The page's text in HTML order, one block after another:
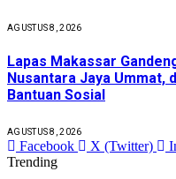
AGUSTUS 8, 2026
Lapas Makassar
Nusantara Jaya Ummat,
Bantuan Sosial
AGUSTUS 8, 2026
Facebook X (Twitter)
Trending